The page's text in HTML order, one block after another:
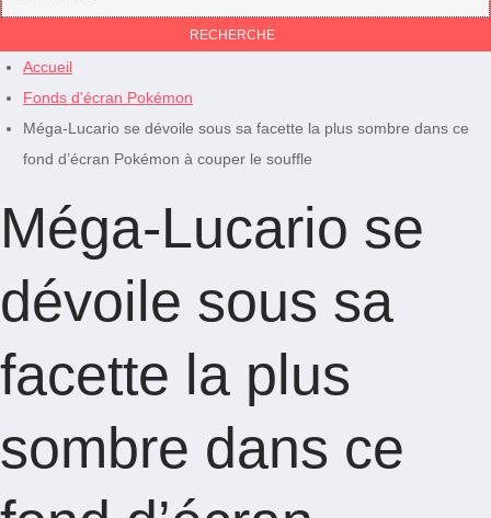
Accueil
Fonds d'écran Pokémon
Méga-Lucario se dévoile sous sa facette la plus sombre dans ce
fond d’écran Pokémon à couper le souffle
Méga-Lucario se
dévoile sous sa
facette la plus
sombre dans ce